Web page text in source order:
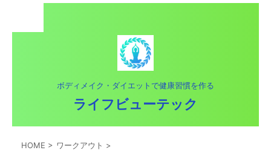
ボディメイク・ダイエットで健康習慣を作る
ライフビューテック
HOME > ワークアウト >